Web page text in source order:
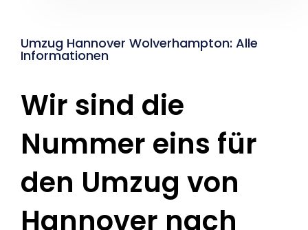
Umzug Hannover Wolverhampton: Alle
Informationen
Wir sind die
Nummer eins für
den Umzug von
Hannover nach